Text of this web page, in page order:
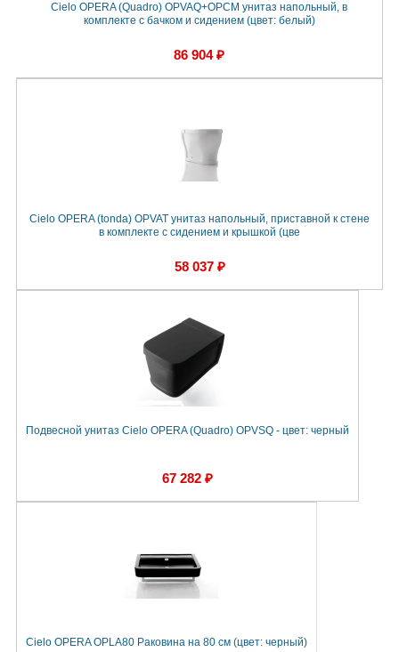
Cielo OPERA (Quadro) OPVAQ+OPCM унитаз напольный, в
комплекте с бачком и сидением (цвет: белый)
86 904 ₽
Cielo OPERA (tonda) OPVAT унитаз напольный, приставной к стене
в комплекте с сидением и крышкой (цве
58 037 ₽
Подвесной унитаз Cielo OPERA (Quadro) OPVSQ - цвет: черный
67 282 ₽
Cielo OPERA OPLA80 Раковина на 80 см (цвет: черный)